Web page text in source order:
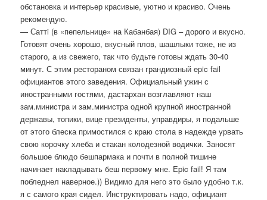
обстановка и интерьер красивые, уютно и красиво. Очень
рекомендую.
— Саттi (в «пепельнице» на Кабанбая) DIG – дорого и вкусно.
Готовят очень хорошо, вкусный плов, шашлыки тоже, не из
старого, а из свежего, так что будьте готовы ждать 30-40
минут. С этим рестораном связан грандиозный epic fail
официантов этого заведения. Официальный ужин с
иностранными гостями, дастархан возглавляют наш
зам.министра и зам.министра одной крупной иностранной
державы, топики, вице президенты, управдиры, я подальше
от этого блеска примостился с краю стола в надежде урвать
свою корочку хлеба и стакан колодезной водички. Заносят
большое блюдо бешпармака и почти в полной тишине
начинает накладывать беш первому мне. Epic fail! Я там
побледнел наверное.)) Видимо для него это было удобно т.к.
я с самого края сидел. Инструктировать надо, официант